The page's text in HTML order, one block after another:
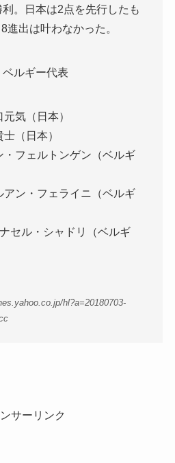
。日本は2点を先行したも
進出は叶わなかった。
ルギー代表
気（日本）
（日本）
フェルトンゲン（ベルギ
ン・フェライニ（ベルギ
ル・シャドリ（ベルギ
hl?a=20180703-
サーリンク